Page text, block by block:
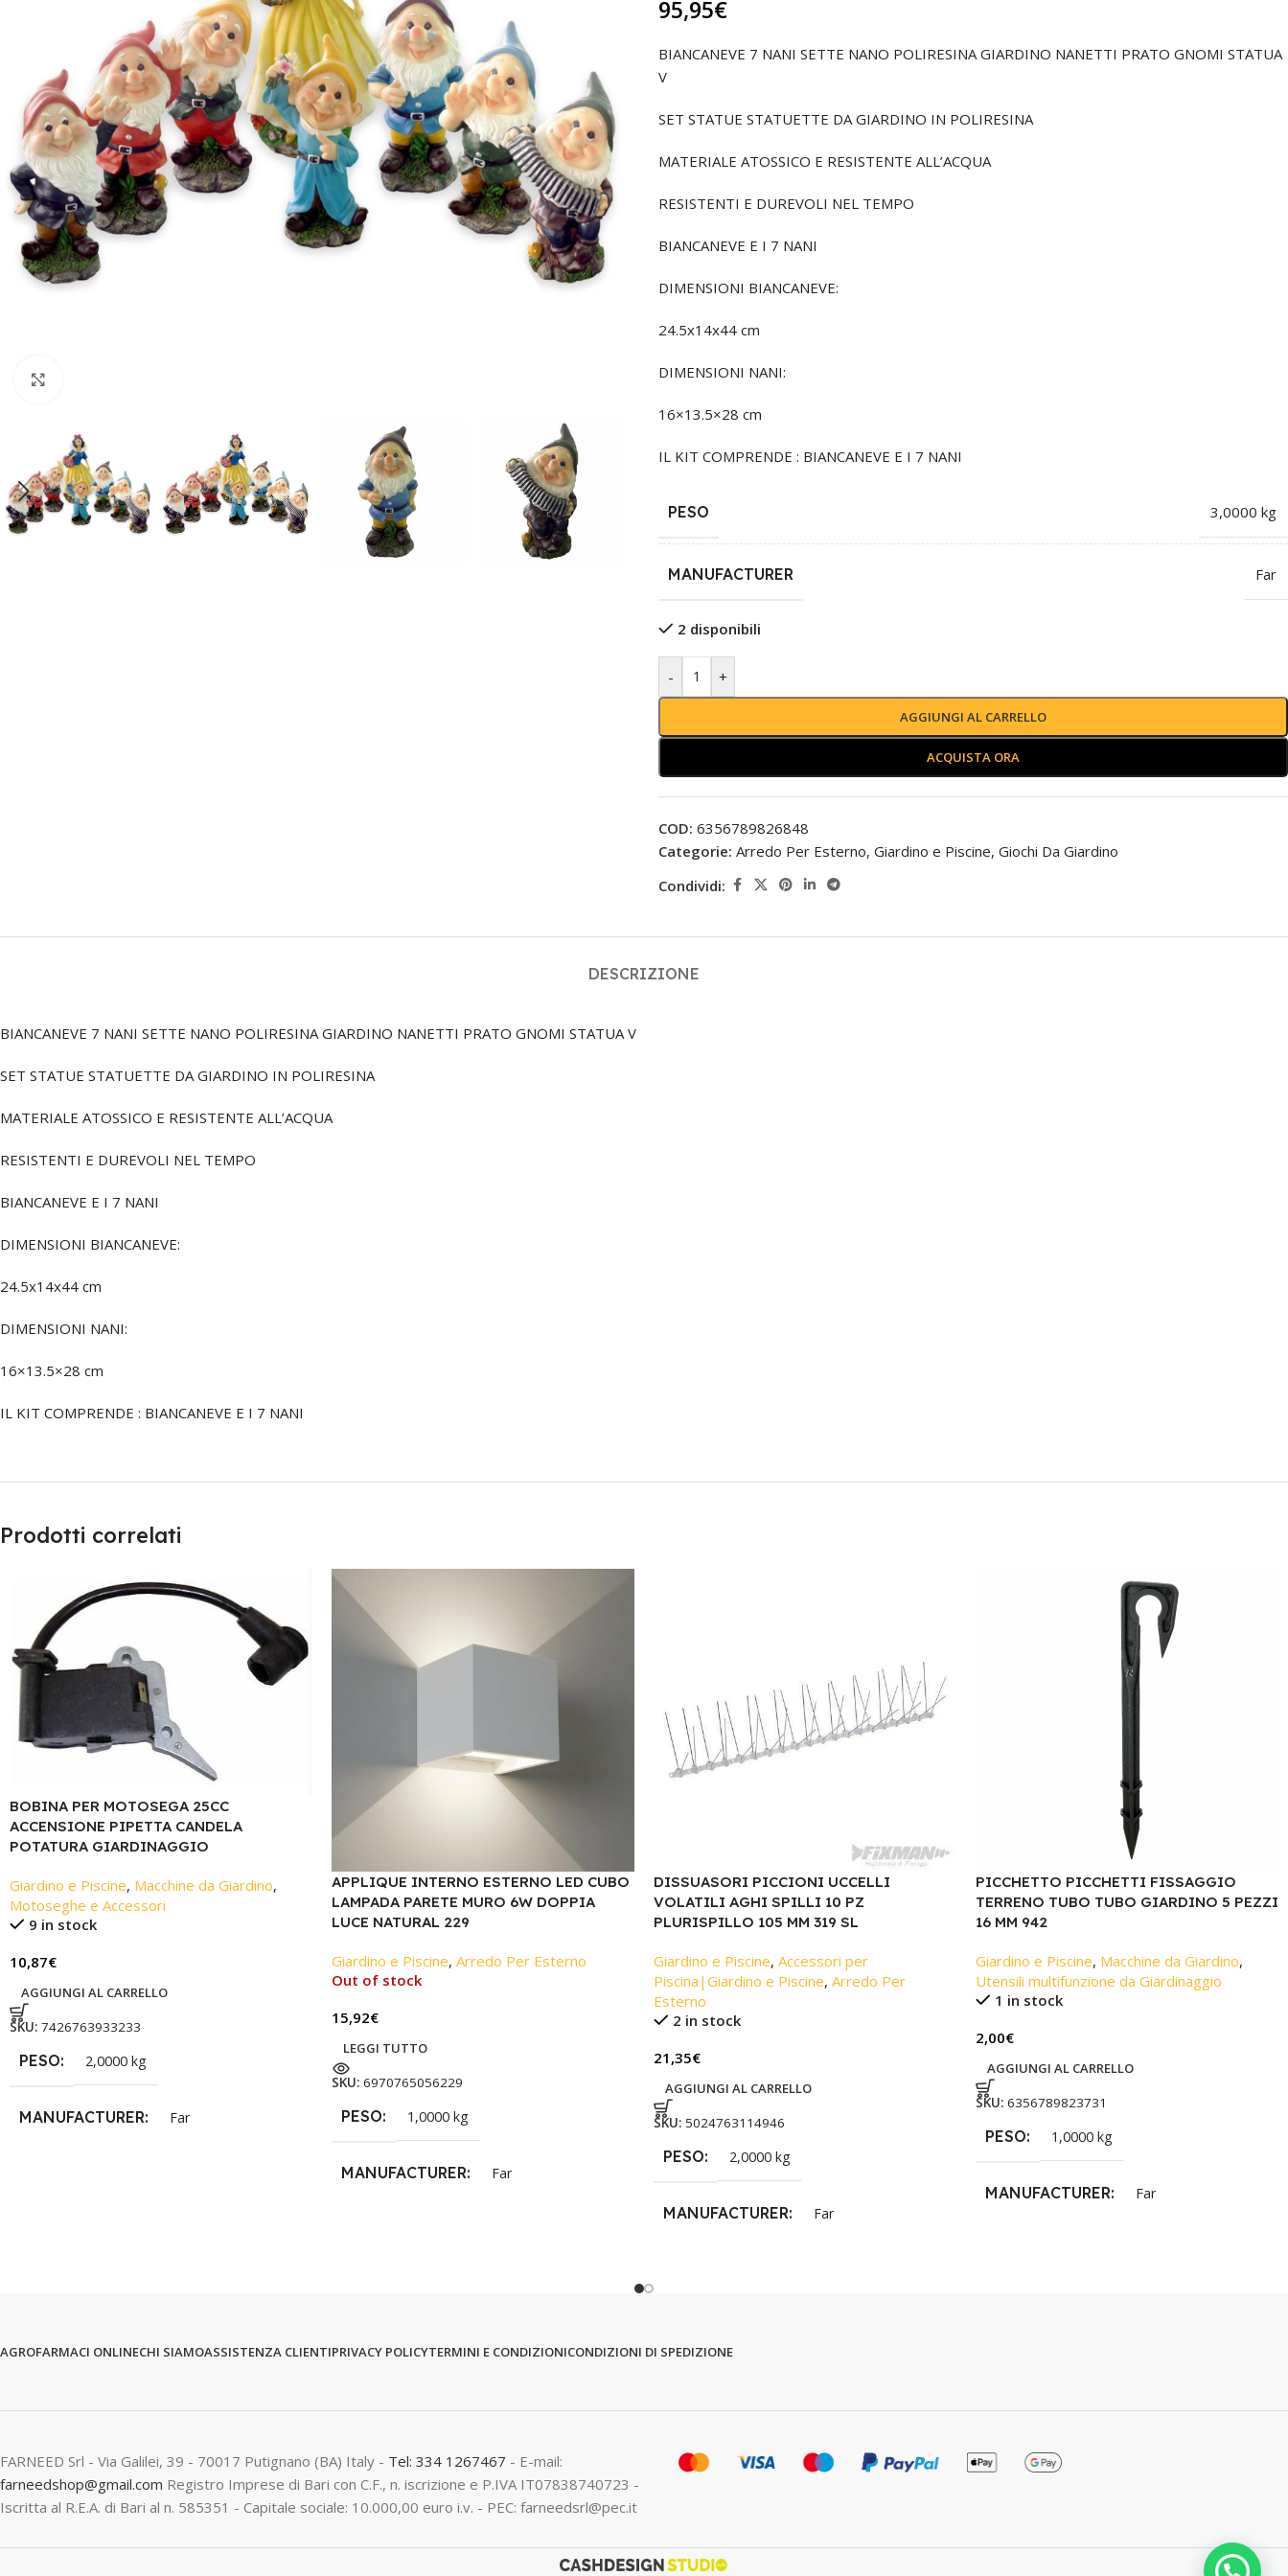
95,95€
BIANCANEVE 7 NANI SETTE NANO POLIRESINA GIARDINO NANETTI PRATO GNOMI STATUA
V
SET STATUE STATUETTE DA GIARDINO IN POLIRESINA
MATERIALE ATOSSICO E RESISTENTE ALL’ACQUA
RESISTENTI E DUREVOLI NEL TEMPO
BIANCANEVE E I 7 NANI
DIMENSIONI BIANCANEVE:
24.5x14x44 cm
DIMENSIONI NANI:
16×13.5×28 cm
IL KIT COMPRENDE : BIANCANEVE E I 7 NANI
PESO 3,0000 kg
MANUFACTURER Far
2 disponibili
- +
AGGIUNGI AL CARRELLO
ACQUISTA ORA
COD: 6356789826848
Categorie: Arredo Per Esterno, Giardino e Piscine, Giochi Da Giardino
Condividi:
DESCRIZIONE
BIANCANEVE 7 NANI SETTE NANO POLIRESINA GIARDINO NANETTI PRATO GNOMI STATUA V
SET STATUE STATUETTE DA GIARDINO IN POLIRESINA
MATERIALE ATOSSICO E RESISTENTE ALL’ACQUA
RESISTENTI E DUREVOLI NEL TEMPO
BIANCANEVE E I 7 NANI
DIMENSIONI BIANCANEVE:
24.5x14x44 cm
DIMENSIONI NANI:
16×13.5×28 cm
IL KIT COMPRENDE : BIANCANEVE E I 7 NANI
Prodotti correlati
BOBINA PER MOTOSEGA 25CC
ACCENSIONE PIPETTA CANDELA
POTATURA GIARDINAGGIO
Giardino e Piscine, Macchine da Giardino,
Motoseghe e Accessori
9 in stock
10,87€
AGGIUNGI AL CARRELLO
SKU: 7426763933233
PESO 2,0000 kg
MANUFACTURER Far
APPLIQUE INTERNO ESTERNO LED CUBO
LAMPADA PARETE MURO 6W DOPPIA
LUCE NATURAL 229
Giardino e Piscine, Arredo Per Esterno
Out of stock
15,92€
LEGGI TUTTO
SKU: 6970765056229
PESO 1,0000 kg
MANUFACTURER Far
DISSUASORI PICCIONI UCCELLI
VOLATILI AGHI SPILLI 10 PZ
PLURISPILLO 105 MM 319 SL
Giardino e Piscine, Accessori per
Piscina|Giardino e Piscine, Arredo Per
Esterno
2 in stock
21,35€
AGGIUNGI AL CARRELLO
SKU: 5024763114946
PESO 2,0000 kg
MANUFACTURER Far
PICCHETTO PICCHETTI FISSAGGIO
TERRENO TUBO TUBO GIARDINO 5 PEZZI
16 MM 942
Giardino e Piscine, Macchine da Giardino,
Utensili multifunzione da Giardinaggio
1 in stock
2,00€
AGGIUNGI AL CARRELLO
SKU: 6356789823731
PESO 1,0000 kg
MANUFACTURER Far
AGROFARMACI ONLINECHI SIAMOASSISTENZA CLIENTIPRIVACY POLICYTERMINI E CONDIZIONICONDIZIONI DI SPEDIZIONE
FARNEED Srl - Via Galilei, 39 - 70017 Putignano (BA) Italy - Tel: 334 1267467 - E-mail:
farneedshop@gmail.com Registro Imprese di Bari con C.F., n. iscrizione e P.IVA IT07838740723 -
Iscritta al R.E.A. di Bari al n. 585351 - Capitale sociale: 10.000,00 euro i.v. - PEC: farneedsrl@pec.it